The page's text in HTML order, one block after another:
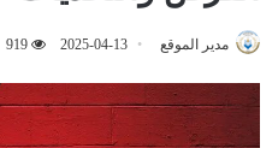
مدير الموقع 2025-04-13
919